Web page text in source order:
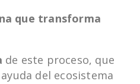
que transforma
de este proceso, que
del ecosistema